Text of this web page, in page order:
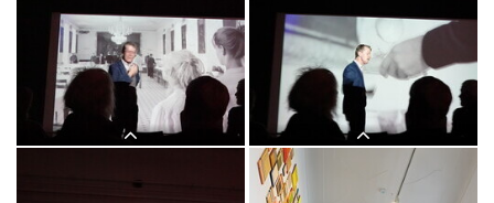
"Letzte Dinge": 3. Themenführung mit
Kurator Johannes Rauchenberger in der
Ausstellung "GOTT HAT KEIN
MUSEUM", KULTUMUSEUM Graz,
8.11.2025
"Letzte Dinge": 3. Themenführung mit
Kurator Johannes Rauchenberger in der
Ausstellung "GOTT HAT KEIN
MUSEUM", KULTUMUSEUM Graz,
8.11.2025